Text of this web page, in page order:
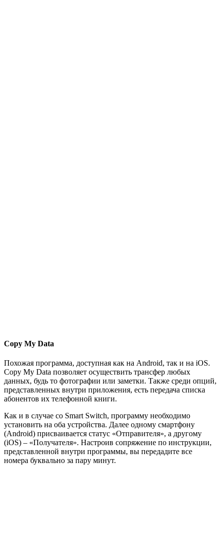
Copy My Data
Похожая программа, доступная как на Android, так и на iOS.
Copy My Data позволяет осуществить трансфер любых
данных, будь то фотографии или заметки. Также среди опций,
представленных внутри приложения, есть передача списка
абонентов их телефонной книги.
Как и в случае со Smart Switch, программу необходимо
установить на оба устройства. Далее одному смартфону
(Android) присваивается статус «Отправителя», а другому
(iOS) – «Получателя». Настроив сопряжение по инструкции,
представленной внутри программы, вы передадите все
номера буквально за пару минут.